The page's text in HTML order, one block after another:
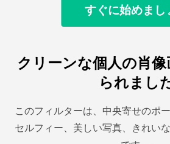
すぐに始めまし
クリーンな個人の肖
られまし
このフィルターは、中央寄せのポ
セルフィー、美しい写真、きれい